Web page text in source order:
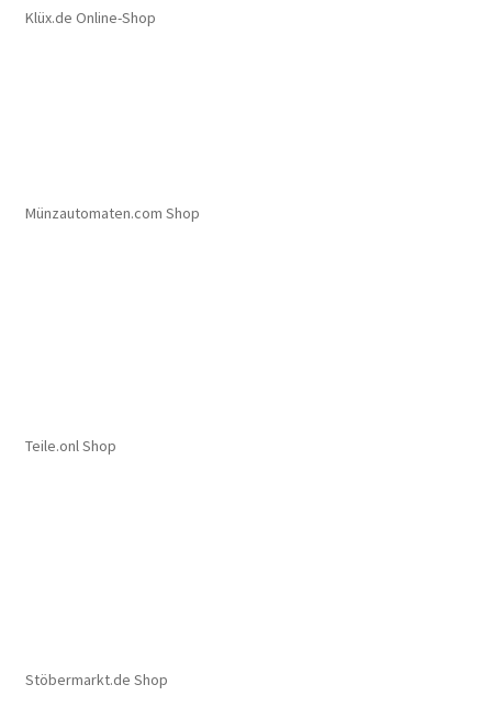
Klüx.de Online-Shop
Münzautomaten.com Shop
Teile.onl Shop
Stöbermarkt.de Shop